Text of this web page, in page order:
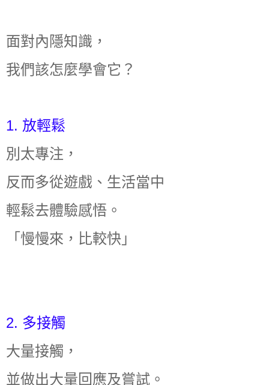
面對內隱知識，
我們該怎麼學會它？
1. 放輕鬆
別太專注，
反而多從遊戲、生活當中
輕鬆去體驗感悟。
「慢慢來，比較快」
2. 多接觸
大量接觸，
並做出大量回應及嘗試。